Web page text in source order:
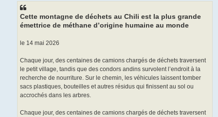
Cette montagne de déchets au Chili est la plus grande
émettrice de méthane d’origine humaine au monde
le 14 mai 2026
Chaque jour, des centaines de camions chargés de déchets traversent
le petit village, tandis que des condors andins survolent l’endroit à la
recherche de nourriture. Sur le chemin, les véhicules laissent tomber
sacs plastiques, bouteilles et autres résidus qui finissent au sol ou
accrochés dans les arbres.
Chaque jour, des centaines de camions chargés de déchets traversent